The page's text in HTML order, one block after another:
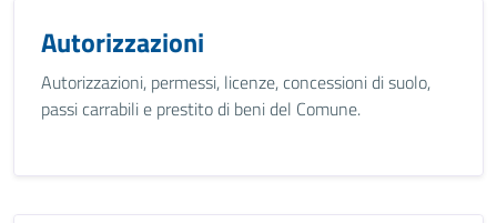
Autorizzazioni
Autorizzazioni, permessi, licenze, concessioni di suolo,
passi carrabili e prestito di beni del Comune.